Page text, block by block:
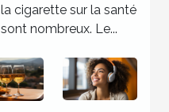
la cigarette sur la santé
sont nombreux. Le...